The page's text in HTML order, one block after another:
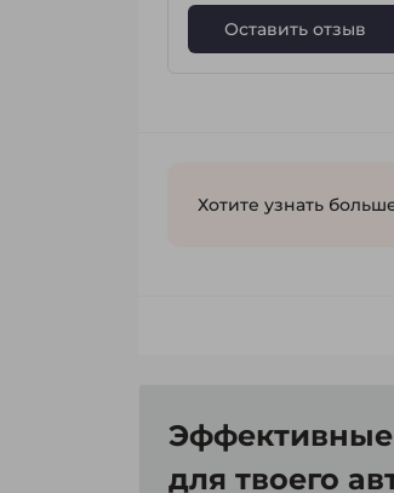
Оставить отзыв
Хотите узнать
для твоего